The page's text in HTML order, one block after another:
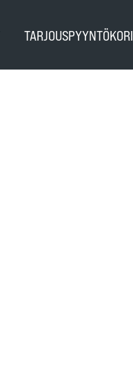
TARJOUSPYYNTÖKORI